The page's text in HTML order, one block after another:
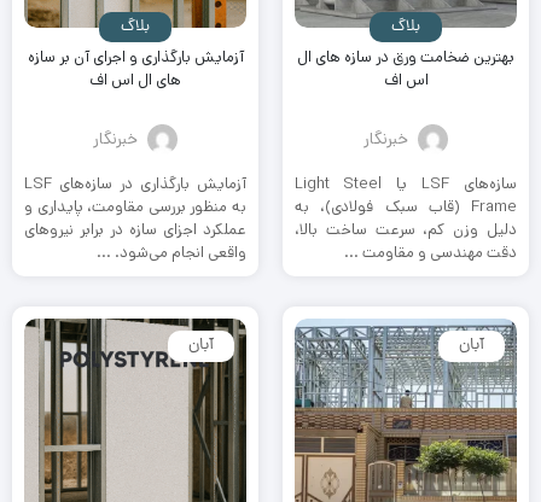
بلاگ
بهترین ضخامت ورق در سازه های ال
اس اف
خبرنگار
سازه‌های LSF یا Light Steel
Frame (قاب سبک فولادی)، به
دلیل وزن کم، سرعت ساخت بالا،
دقت مهندسی و مقاومت ...
بلاگ
آزمایش بارگذاری و اجرای آن بر سازه
های ال اس اف
خبرنگار
آزمایش بارگذاری در سازه‌های LSF
به منظور بررسی مقاومت، پایداری و
عملکرد اجزای سازه در برابر نیروهای
واقعی انجام می‌شود. ...
آبان آبان